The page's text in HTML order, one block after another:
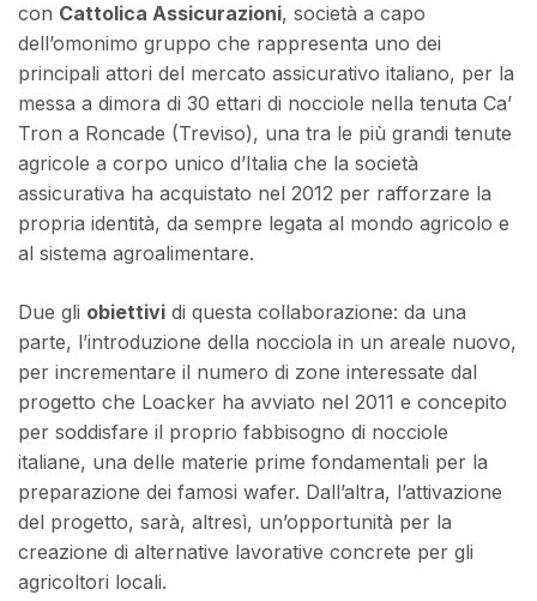
con Cattolica Assicurazioni, società a capo
dell’omonimo gruppo che rappresenta uno dei
principali attori del mercato assicurativo italiano, per la
messa a dimora di 30 ettari di nocciole nella tenuta Ca’
Tron a Roncade (Treviso), una tra le più grandi tenute
agricole a corpo unico d’Italia che la società
assicurativa ha acquistato nel 2012 per rafforzare la
propria identità, da sempre legata al mondo agricolo e
al sistema agroalimentare.
Due gli obiettivi di questa collaborazione: da una
parte, l’introduzione della nocciola in un areale nuovo,
per incrementare il numero di zone interessate dal
progetto che Loacker ha avviato nel 2011 e concepito
per soddisfare il proprio fabbisogno di nocciole
italiane, una delle materie prime fondamentali per la
preparazione dei famosi wafer. Dall’altra, l’attivazione
del progetto, sarà, altresì, un’opportunità per la
creazione di alternative lavorative concrete per gli
agricoltori locali.